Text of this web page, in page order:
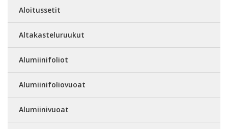
Aloitussetit
Altakasteluruukut
Alumiinifoliot
Alumiinifoliovuoat
Alumiinivuoat